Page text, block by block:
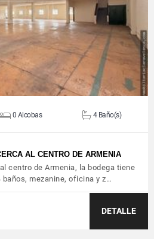
DETALLES
0 Alcobas 4 Baño(s)
AL CENTRO DE ARMENIA
centro de Armenia, la bodega tiene
baños, mezanine, oficina y z…
DETALLE